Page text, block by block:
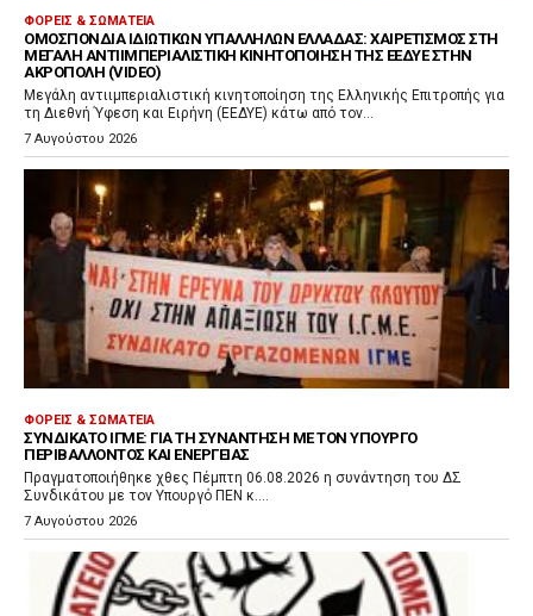
ΦΟΡΕΊΣ & ΣΩΜΑΤΕΊΑ
ΟΜΟΣΠΟΝΔΊΑ ΙΔΙΩΤΙΚΏΝ ΥΠΑΛΛΉΛΩΝ ΕΛΛΆΔΑΣ: ΧΑΙΡΕΤΙΣΜΌΣ ΣΤΗ
ΜΕΓΆΛΗ ΑΝΤΙΙΜΠΕΡΙΑΛΙΣΤΙΚΉ ΚΙΝΗΤΟΠΟΊΗΣΗ ΤΗΣ ΕΕΔΥΕ ΣΤΗΝ
ΑΚΡΌΠΟΛΗ (VIDEO)
Μεγάλη αντιιμπεριαλιστική κινητοποίηση της Ελληνικής Επιτροπής για
τη Διεθνή Ύφεση και Ειρήνη (ΕΕΔΥΕ) κάτω από τον...
7 Αυγούστου 2026
ΦΟΡΕΊΣ & ΣΩΜΑΤΕΊΑ
ΣΥΝΔΙΚΆΤΟ ΙΓΜΕ: ΓΙΑ ΤΗ ΣΥΝΆΝΤΗΣΗ ΜΕ ΤΟΝ ΥΠΟΥΡΓΌ
ΠΕΡΙΒΆΛΛΟΝΤΟΣ ΚΑΙ ΕΝΈΡΓΕΙΑΣ
Πραγματοποιήθηκε χθες Πέμπτη 06.08.2026 η συνάντηση του ΔΣ
Συνδικάτου με τον Υπουργό ΠΕΝ κ....
7 Αυγούστου 2026